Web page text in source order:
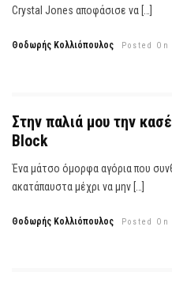
Crystal Jones αποφάσισε να […]
Θοδωρής Κολλιόπουλος Posted On
Στην παλιά μου την
Block
Ένα μάτσο όμορφα αγόρια που
ακατάπαυστα μέχρι να μην […]
Θοδωρής Κολλιόπουλος Posted